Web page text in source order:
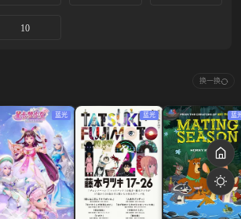
10
换一换
蓝光 蓝光 蓝